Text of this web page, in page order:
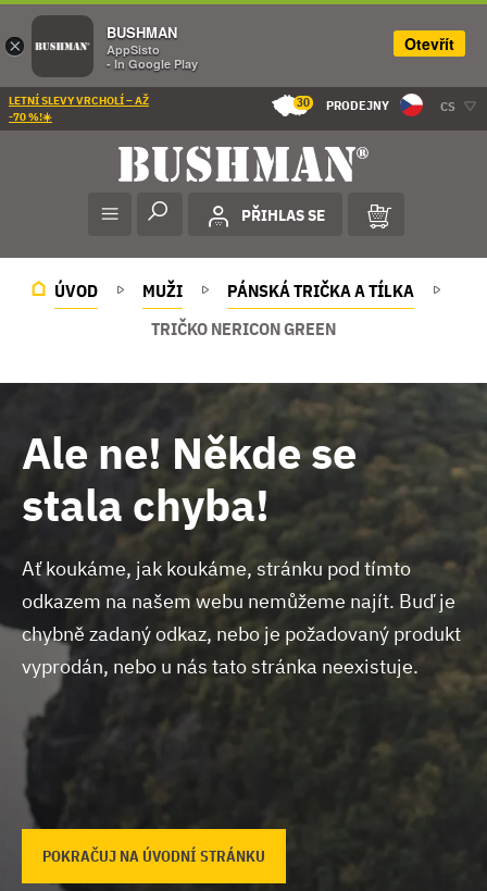
LETNÍ SLEVY VRCHOLÍ – AŽ
-70 %!☀️
30 PRODEJNY CS
PŘIHLAS SE
ÚVOD MUŽI
PÁNSKÁ TRIČKA A TÍLKA
TRIČKO NERICON GREEN
Ale ne! Někde se
stala chyba!
Ať koukáme, jak koukáme, stránku pod tímto
odkazem na našem webu nemůžeme najít. Buď je
chybně zadaný odkaz, nebo je požadovaný produkt
vyprodán, nebo u nás tato stránka neexistuje.
POKRAČUJ NA ÚVODNÍ STRÁNKU
×
BUSHMAN
AppSisto
- In Google Play
Otevřít